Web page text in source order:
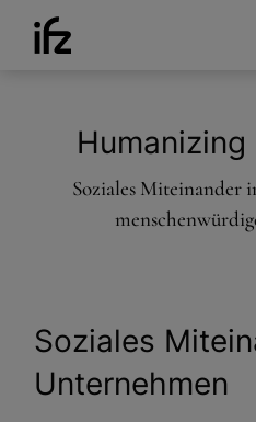
Soziales Miteinander
Soziales
Unternehmen